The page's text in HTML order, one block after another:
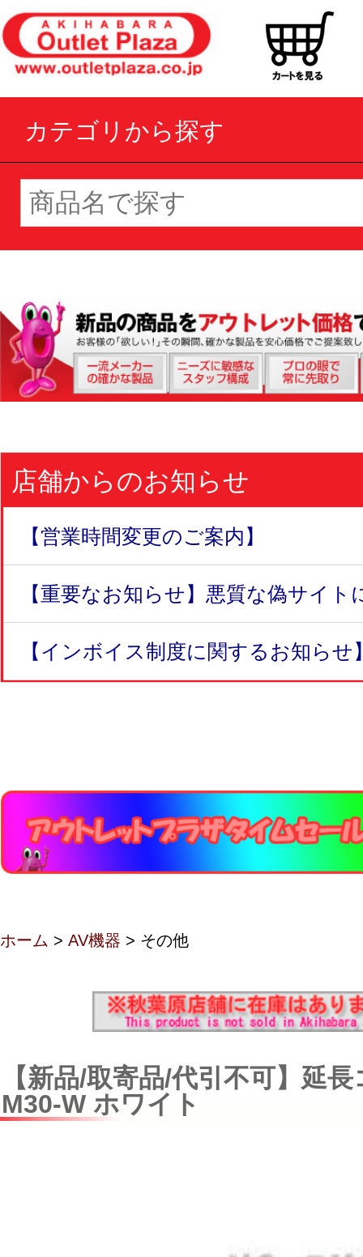
カテゴリから探す
店舗からのお知らせ
【営業時間変更のご案内】
【重要なお知らせ】悪質な偽サイト
【インボイス制度に関するお知らせ
ホーム > AV機器 > その他
【新品/取寄品/代引不可】延
M30-W ホワイト